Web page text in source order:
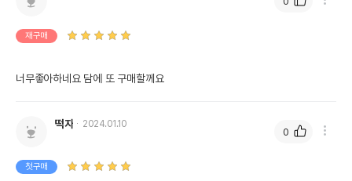
재구매
너무좋아하네요 담에 또 구매할께요
떡자 2024.01.10
첫구매
0